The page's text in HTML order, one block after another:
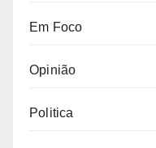
Em Foco
Opinião
Politica